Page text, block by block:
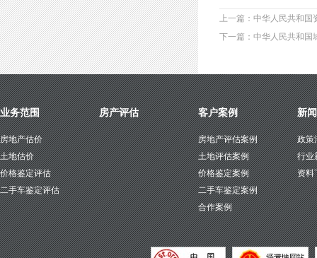
上一篇：中华人民共和国
下一篇：中华人民共和国
业务范围
房地产估价
土地估价
价格鉴定评估
二手车鉴定评估
房产评估 客户案例
房地产评估案例
土地评估案例
价格鉴定案例
二手车鉴定案例
合作案例
新
政策
行业
资料